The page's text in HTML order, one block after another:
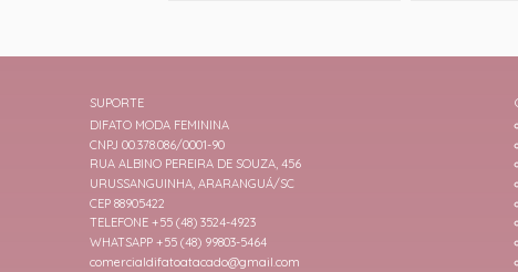
SUPORTE
DIFATO MODA FEMININA
CNPJ 00.378.086/0001-90
RUA ALBINO PEREIRA DE SOUZA, 456
URUSSANGUINHA, ARARANGUÁ/SC
CEP 88905422
TELEFONE +55 (48) 3524-4923
WHATSAPP +55 (48) 99803-5464
comercialdifatoatacado@gmail.com